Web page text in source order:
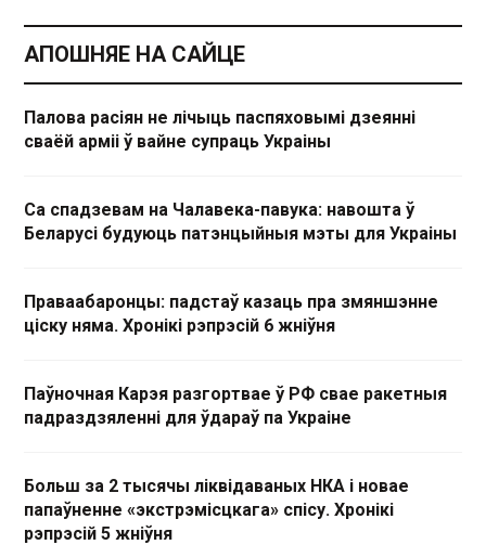
АПОШНЯЕ НА САЙЦЕ
Палова расіян не лічыць паспяховымі дзеянні
сваёй арміі ў вайне супраць Украіны
Са спадзевам на Чалавека-павука: навошта ў
Беларусі будуюць патэнцыйныя мэты для Украіны
Праваабаронцы: падстаў казаць пра змяншэнне
ціску няма. Хронікі рэпрэсій 6 жніўня
Паўночная Карэя разгортвае ў РФ свае ракетныя
падраздзяленні для ўдараў па Украіне
Больш за 2 тысячы ліквідаваных НКА і новае
папаўненне «экстрэмісцкага» спісу. Хронікі
рэпрэсій 5 жніўня